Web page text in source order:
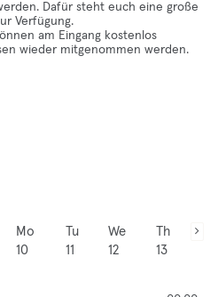
Dafür steht euch eine große
Verfügung.
am Eingang kostenlos
wieder mitgenommen werden.
Mo
10
Tu
11
We
12
Th
13